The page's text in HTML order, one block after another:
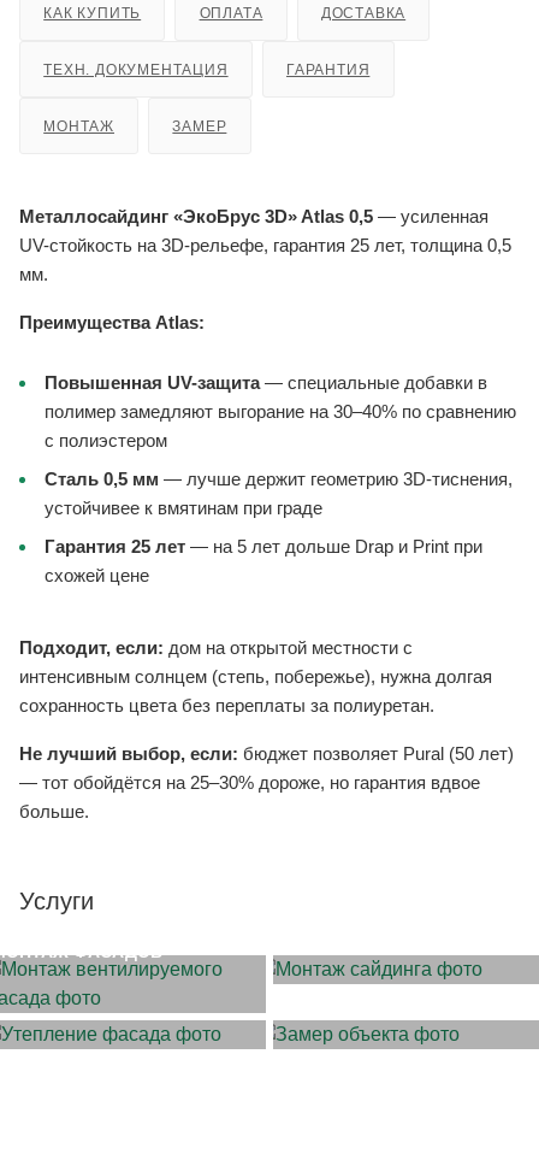
КАК КУПИТЬ ОПЛАТА ДОСТАВКА
ТЕХН. ДОКУМЕНТАЦИЯ ГАРАНТИЯ
МОНТАЖ ЗАМЕР
Металлосайдинг «ЭкоБрус 3D» Atlas 0,5 — усиленная
UV-стойкость на 3D-рельефе, гарантия 25 лет, толщина 0,5
мм.
Преимущества Atlas:
Повышенная UV-защита— специальные добавки в
полимер замедляют выгорание на 30–40% по сравнению
с полиэстером
Сталь 0,5 мм — лучше держит геометрию 3D-тиснения,
устойчивее к вмятинам при граде
Гарантия 25 лет — на 5 лет дольше Drap и Print при
схожей цене
Подходит, если: дом на открытой местности с
интенсивным солнцем (степь, побережье), нужна долгая
сохранность цвета без переплаты за полиуретан.
Не лучший выбор, если: бюджет позволяет Pural (50 лет)
— тот обойдётся на 25–30% дороже, но гарантия вдвое
больше.
Услуги
ФАСАДОВ
ФАСАДА ЗАМЕР ОБЪЕКТА